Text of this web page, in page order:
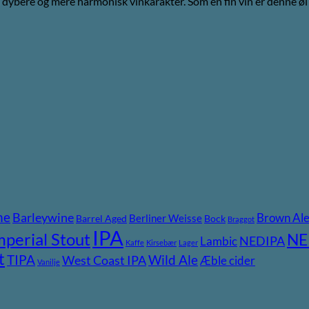
Barleywine Barrel Aged Berliner Weisse Bock Braggot Brown Ale
Stout IPA Kaffe Kirsebær Lager Lambic NEDIPA
TIPA Vanilje West Coast IPAWild Ale Æble cider